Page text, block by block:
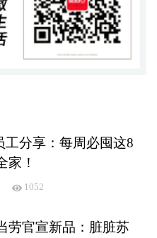
工分享：每周必囤这8
家！
1052
劳官宣新品：脏脏苏